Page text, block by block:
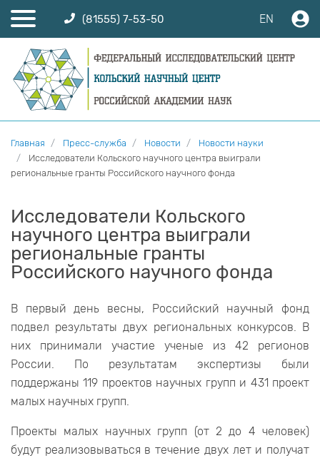
(81555) 7-53-50 EN
Главная Пресс-служба Новости
Новости науки
Исследователи Кольского научного центра выиграли
региональные гранты Российского научного фонда
Исследователи Кольского
научного центра выиграли
региональные гранты
Российского научного фонда
В первый день весны, Российский научный фонд
подвел результаты двух региональных конкурсов. В
них принимали участие ученые из 42 регионов
России. По результатам экспертизы были
поддержаны 119 проектов научных групп и 431 проект
малых научных групп.
Проекты малых научных групп (от 2 до 4 человек)
будут реализовываться в течение двух лет и получат